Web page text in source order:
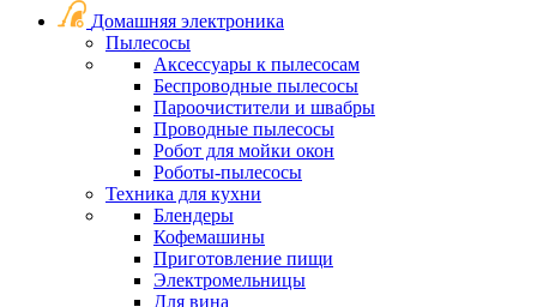
Домашняя электроника
Пылесосы
Аксессуары к пылесосам
Беспроводные пылесосы
Пароочистители и швабры
Проводные пылесосы
Робот для мойки окон
Роботы-пылесосы
Техника для кухни
Блендеры
Кофемашины
Приготовление пищи
Электромельницы
Для вина